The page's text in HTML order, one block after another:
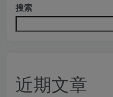
搜索
近期文章